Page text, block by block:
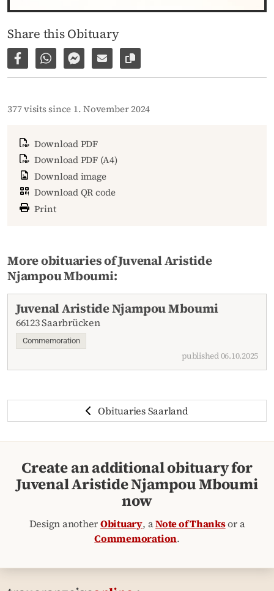
Share this Obituary
Share on Facebook
Share via WhatsApp
Share via Facebook Messenger
Share via E-Mail
Copy link to page
377 visits since 1. November 2024
Download PDF
Download PDF (A4)
Download image
Download QR code
Print
More obituaries of Juvenal Aristide
Njampou Mboumi:
Juvenal Aristide Njampou Mboumi
66123 Saarbrücken
Commemoration
published 06.10.2025
Obituaries Saarland
Create an additional obituary for
Juvenal Aristide Njampou Mboumi
now
Design anotherObituary, aNote of Thanksor a
Commemoration.